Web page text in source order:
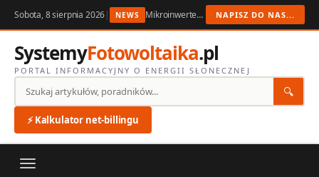
Sobota, 8 sierpnia 2026| NEWS Mikroinwertery PV w 2026: kiedy dopłata ma sens NAPISZ DO NAS...
SystemyFotowoltaika.pl
PORTAL INFORMACYJNY O ENERGII SŁONECZNEJ
🔍
⚡ Kalkulator net-billingu